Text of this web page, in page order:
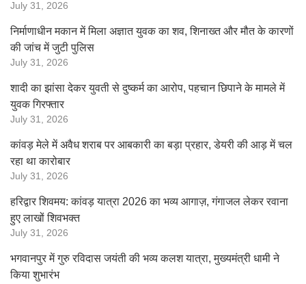
July 31, 2026
निर्माणाधीन मकान में मिला अज्ञात युवक का शव, शिनाख्त और मौत के कारणों
की जांच में जुटी पुलिस
July 31, 2026
शादी का झांसा देकर युवती से दुष्कर्म का आरोप, पहचान छिपाने के मामले में
युवक गिरफ्तार
July 31, 2026
कांवड़ मेले में अवैध शराब पर आबकारी का बड़ा प्रहार, डेयरी की आड़ में चल
रहा था कारोबार
July 31, 2026
हरिद्वार शिवमय: कांवड़ यात्रा 2026 का भव्य आगाज़, गंगाजल लेकर रवाना
हुए लाखों शिवभक्त
July 31, 2026
भगवानपुर में गुरु रविदास जयंती की भव्य कलश यात्रा, मुख्यमंत्री धामी ने
किया शुभारंभ